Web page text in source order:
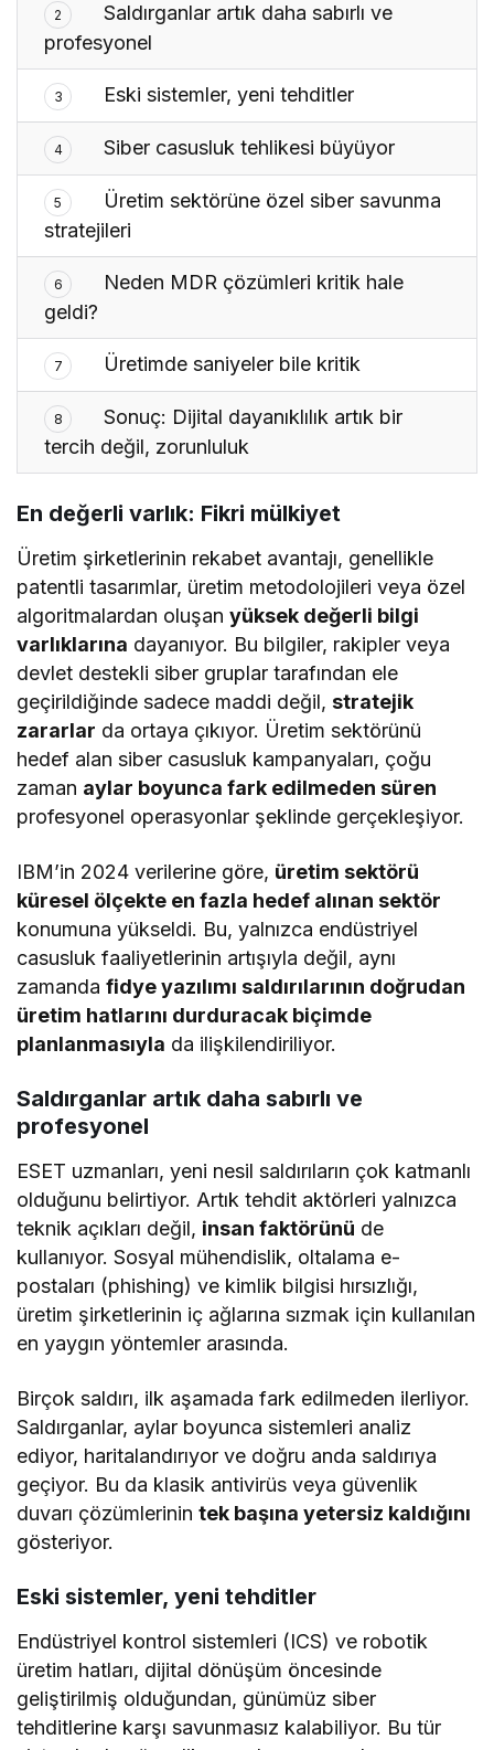
2
Saldırganlar artık daha sabırlı ve
profesyonel
3 Eski sistemler, yeni tehditler
4 Siber casusluk tehlikesi büyüyor
5
Üretim sektörüne özel siber savunma
stratejileri
6
Neden MDR çözümleri kritik hale
geldi?
7 Üretimde saniyeler bile kritik
8
Sonuç: Dijital dayanıklılık artık bir
tercih değil, zorunluluk
En değerli varlık: Fikri mülkiyet
Üretim şirketlerinin rekabet avantajı, genellikle
patentli tasarımlar, üretim metodolojileri veya özel
algoritmalardan oluşanyüksek değerli bilgi
varlıklarına dayanıyor. Bu bilgiler, rakipler veya
devlet destekli siber gruplar tarafından ele
geçirildiğinde sadece maddi değil,stratejik
zararlar da ortaya çıkıyor. Üretim sektörünü
hedef alan siber casusluk kampanyaları, çoğu
zaman aylar boyunca fark edilmeden süren
profesyonel operasyonlar şeklinde gerçekleşiyor.
IBM’in 2024 verilerine göre, üretim sektörü
küresel ölçekte en fazla hedef alınan sektör
konumuna yükseldi. Bu, yalnızca endüstriyel
casusluk faaliyetlerinin artışıyla değil, aynı
zamandafidye yazılımı saldırılarının doğrudan
üretim hatlarını durduracak biçimde
planlanmasıyla da ilişkilendiriliyor.
Saldırganlar artık daha sabırlı ve
profesyonel
ESET uzmanları, yeni nesil saldırıların çok katmanlı
olduğunu belirtiyor. Artık tehdit aktörleri yalnızca
teknik açıkları değil, insan faktörünü de
kullanıyor. Sosyal mühendislik, oltalama e-
postaları (phishing) ve kimlik bilgisi hırsızlığı,
üretim şirketlerinin iç ağlarına sızmak için kullanılan
en yaygın yöntemler arasında.
Birçok saldırı, ilk aşamada fark edilmeden ilerliyor.
Saldırganlar, aylar boyunca sistemleri analiz
ediyor, haritalandırıyor ve doğru anda saldırıya
geçiyor. Bu da klasik antivirüs veya güvenlik
duvarı çözümlerinintek başına yetersiz kaldığını
gösteriyor.
Eski sistemler, yeni tehditler
Endüstriyel kontrol sistemleri (ICS) ve robotik
üretim hatları, dijital dönüşüm öncesinde
geliştirilmiş olduğundan, günümüz siber
tehditlerine karşı savunmasız kalabiliyor. Bu tür